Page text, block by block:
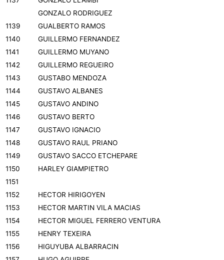
GONZALO RODRIGUEZ
1139
GUALBERTO RAMOS
1140
GUILLERMO FERNANDEZ
1141
GUILLERMO MUYANO
1142
GUILLERMO REGUEIRO
1143
GUSTABO MENDOZA
1144
GUSTAVO ALBANES
1145
GUSTAVO ANDINO
1146
GUSTAVO BERTO
1147
GUSTAVO IGNACIO
1148
GUSTAVO RAUL PRIANO
1149
GUSTAVO SACCO ETCHEPARE
1150
HARLEY GIAMPIETRO
1151
1152
HECTOR HIRIGOYEN
1153
HECTOR MARTIN VILA MACIAS
1154
HECTOR MIGUEL FERRERO VENTURA
1155
HENRY TEXEIRA
1156
HIGUYUBA ALBARRACIN